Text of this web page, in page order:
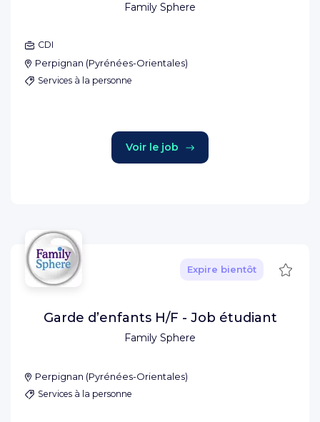
Family Sphere
CDI
Perpignan (Pyrénées-Orientales)
Services à la personne
Voir le job
Family Sphere
Expire bientôt
Garde d’enfants H/F - Job étudiant
Perpignan (Pyrénées-Orientales)
Services à la personne